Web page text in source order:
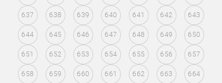
637 638 639 640 641 642 643
644 645 646 647 648 649 650
651 652 653 654 655 656 657
658 659 660 661 662 663 664